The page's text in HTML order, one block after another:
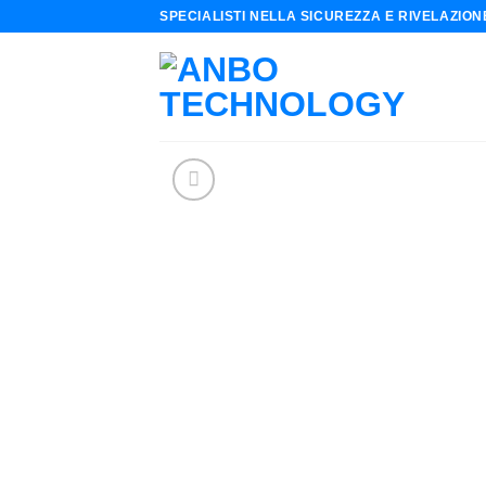
SPECIALISTI NELLA SICUREZZA E